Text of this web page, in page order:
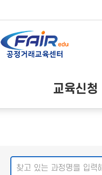
바
가
기
바
가
기
교육신청